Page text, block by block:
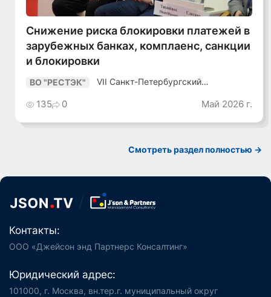
Снижение риска блокировки платежей в
зарубежных банках, комплаенс, санкции
и блокировки
ВО "РЕСТЭК"
VII Санкт-Петербургский
135 0 Май 2026 г.
Смотреть раздел полностью ->
Контакты:
ООО «Джейсон энд Партнерс Консалтинг»
Юридический адрес:
101000, г. Москва, вн.тер.г. муниципальный округ